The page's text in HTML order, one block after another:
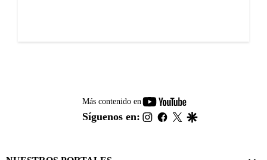
Más contenido en
youtube-
footer
Síguenos en: instagram
facebook
twitter